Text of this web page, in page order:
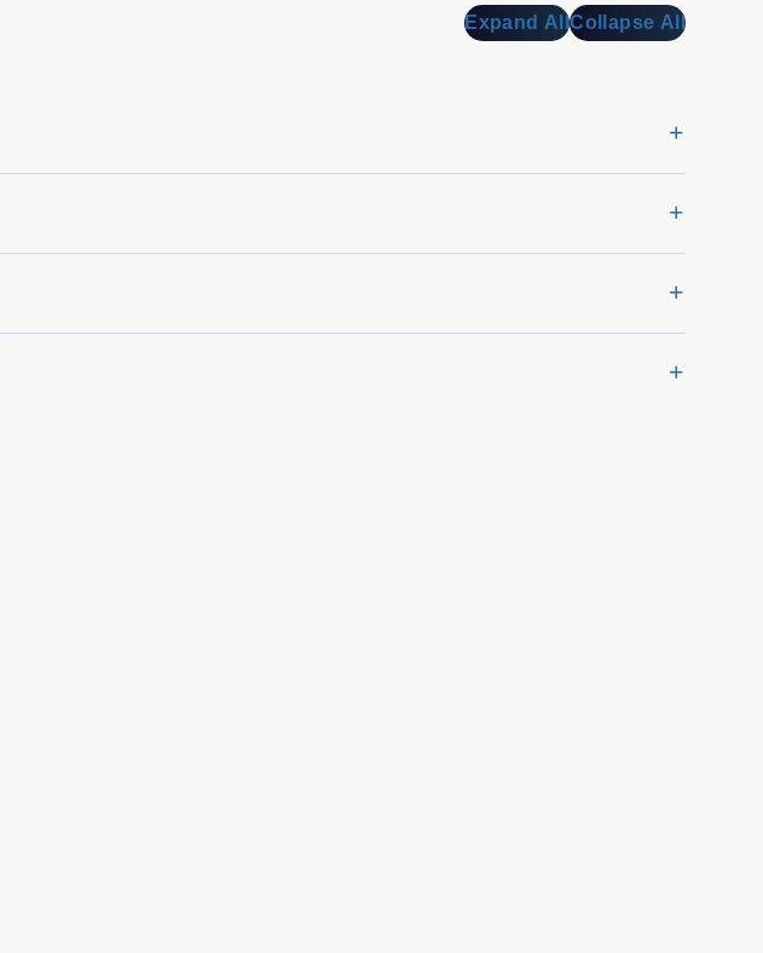
Expand AllCollapse All